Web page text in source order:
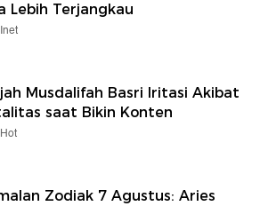
Lebih Terjangkau
Musdalifah Basri Iritasi Akibat
saat Bikin Konten
Zodiak 7 Agustus: Aries